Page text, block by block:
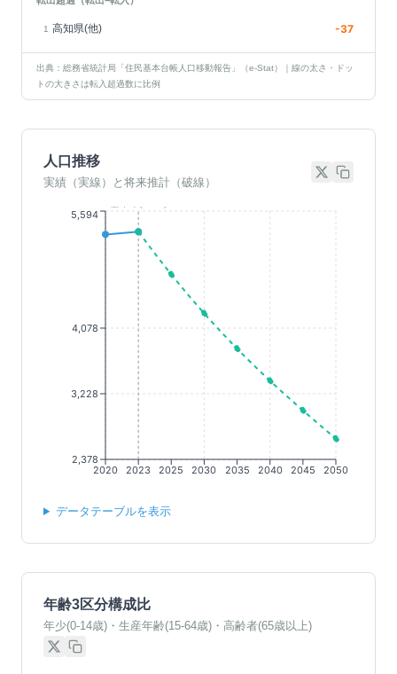
1 高知県(他) -37
出典：総務省統計局「住民基本台帳人口移動報告」（e-Stat）｜線の太さ・ドッ
トの大きさは転入超過数に比例
人口推移
実績（実線）と将来推計（破線）
2020 2023 2025 2030 2035 2040 2045 2050
2,378
3,228
4,078
5,594
データテーブルを表示
年齢3区分構成比
年少(0-14歳)・生産年齢(15-64歳)・高齢者(65歳以上)